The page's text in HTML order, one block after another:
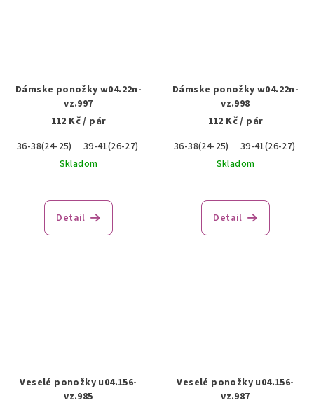
Dámske ponožky w04.22n-
vz.997
112 Kč/ pár
36-38(24-25)
39-41(26-27)
Skladom
Detail
Dámske ponožky w04.22n-
vz.998
112 Kč/ pár
36-38(24-25)
39-41(26-27)
Skladom
Detail
Veselé ponožky u04.156-
vz.985
Veselé ponožky u04.156-
vz.987